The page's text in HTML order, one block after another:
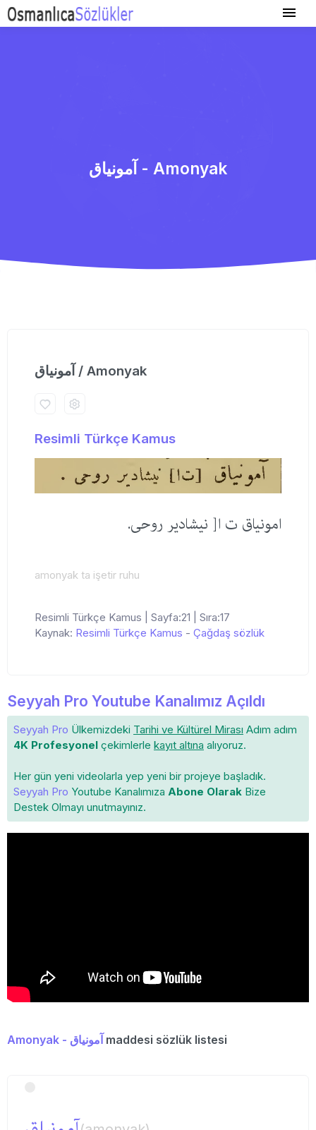
آمونیاق - Amonyak
آمونیاق / Amonyak
Resimli Türkçe Kamus
امونیاق ت ا[ نیشادیر روحی.
amonyak ta işetir ruhu
Resimli Türkçe Kamus | Sayfa:21 | Sıra:17
Kaynak: Resimli Türkçe Kamus - Çağdaş sözlük
Seyyah Pro Youtube Kanalımız Açıldı
Seyyah Pro Ülkemizdeki Tarihi ve Kültürel Mirası Adım adım
4K Profesyonel çekimlerle kayıt altına alıyoruz.
Her gün yeni videolarla yep yeni bir projeye başladık.
Seyyah Pro Youtube Kanalımıza Abone Olarak Bize
Destek Olmayı unutmayınız.
Amonyak - آمونیاق maddesi sözlük listesi